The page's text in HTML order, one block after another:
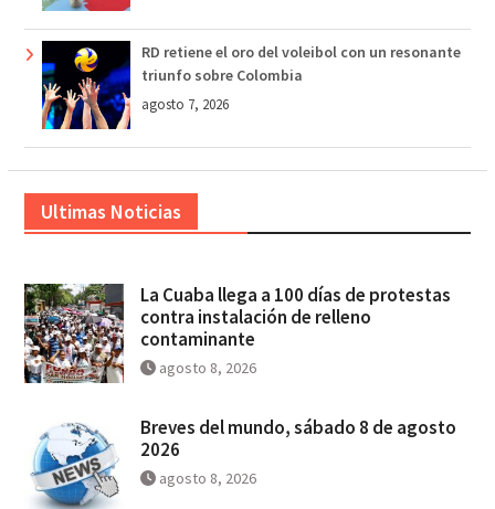
RD retiene el oro del voleibol con un resonante
triunfo sobre Colombia
agosto 7, 2026
Ultimas Noticias
La Cuaba llega a 100 días de protestas
contra instalación de relleno
contaminante
agosto 8, 2026
Breves del mundo, sábado 8 de agosto
2026
agosto 8, 2026